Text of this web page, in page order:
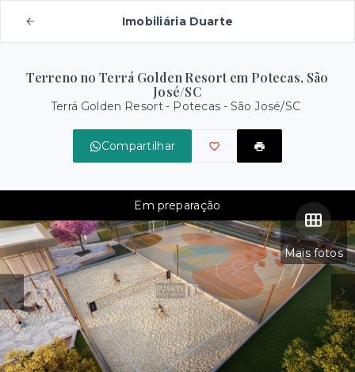
Imobiliária Duarte
Terreno no Terrá Golden Resort em Potecas, São
José/SC
Terrá Golden Resort - Potecas - São José/SC
Compartilhar
Mais fotos
Em preparação